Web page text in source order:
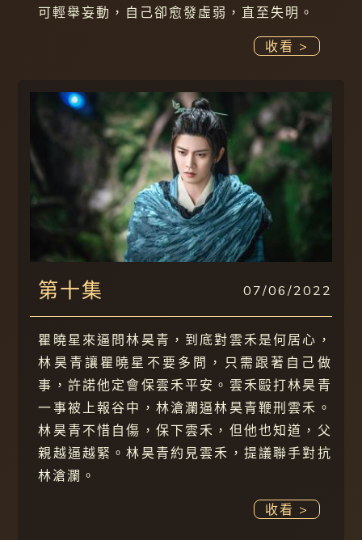
可輕舉妄動，自己卻愈發虛弱，直至失明。
收看 >
第十集 07/06/2022
瞿曉星來逼問林昊青，到底對雲禾是何居心，
林昊青讓瞿曉星不要多問，只需跟著自己做
事，許諾他定會保雲禾平安。雲禾毆打林昊青
一事被上報谷中，林滄瀾逼林昊青鞭刑雲禾。
林昊青不惜自傷，保下雲禾，但他也知道，父
親越逼越緊。林昊青約見雲禾，提議聯手對抗
林滄瀾。
收看 >